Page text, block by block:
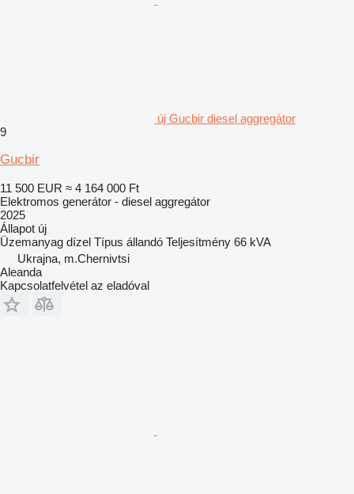
új Gucbir diesel aggregátor
9
Gucbir
11 500 EUR ≈ 4 164 000 Ft
Elektromos generátor - diesel aggregátor
2025
Állapot új
Üzemanyag dízel Típus állandó Teljesítmény 66 kVA
Ukrajna, m.Chernivtsi
Aleanda
Kapcsolatfelvétel az eladóval